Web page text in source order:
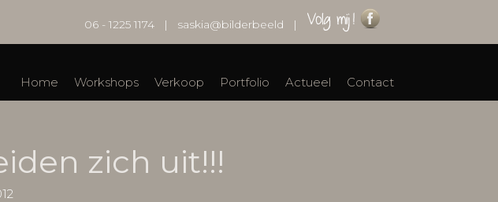
06 - 1225 1174 | saskia@bilderbeeld |
Home Workshops Verkoop Portfolio Actueel Contact
zich uit!!!